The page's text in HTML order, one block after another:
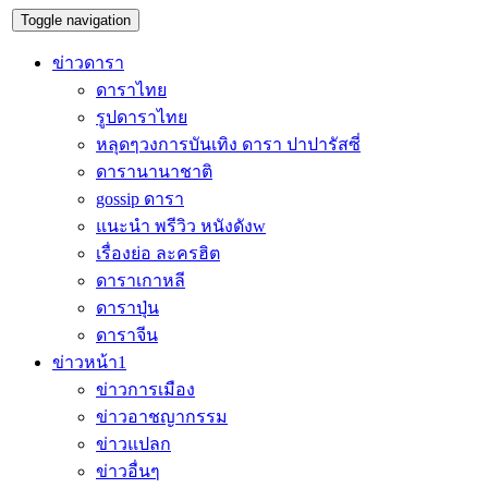
Toggle navigation
ข่าวดารา
ดาราไทย
รูปดาราไทย
หลุดๆวงการบันเทิง ดารา ปาปารัสซี่
ดารานานาชาติ
gossip ดารา
แนะนำ พรีวิว หนังดังw
เรื่องย่อ ละครฮิต
ดาราเกาหลี
ดาราปุ่น
ดาราจีน
ข่าวหน้า1
ข่าวการเมือง
ข่าวอาชญากรรม
ข่าวแปลก
ข่าวอื่นๆ